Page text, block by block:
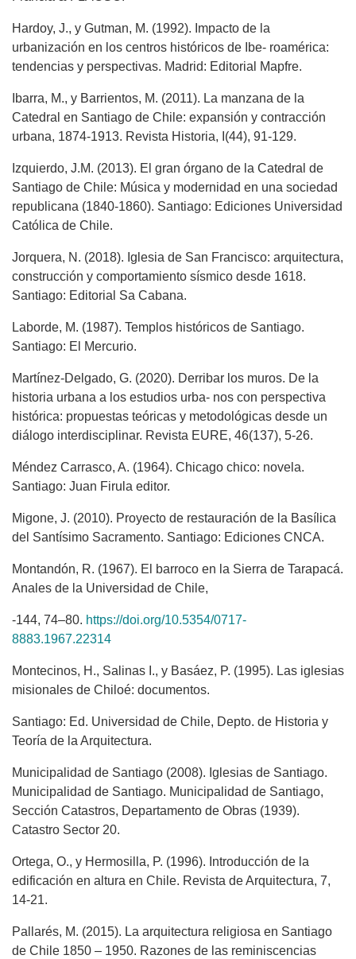
Hardoy, J., y Gutman, M. (1992). Impacto de la
urbanización en los centros históricos de Ibe- roamérica:
tendencias y perspectivas. Madrid: Editorial Mapfre.
Ibarra, M., y Barrientos, M. (2011). La manzana de la
Catedral en Santiago de Chile: expansión y contracción
urbana, 1874-1913. Revista Historia, I(44), 91-129.
Izquierdo, J.M. (2013). El gran órgano de la Catedral de
Santiago de Chile: Música y modernidad en una sociedad
republicana (1840-1860). Santiago: Ediciones Universidad
Católica de Chile.
Jorquera, N. (2018). Iglesia de San Francisco: arquitectura,
construcción y comportamiento sísmico desde 1618.
Santiago: Editorial Sa Cabana.
Laborde, M. (1987). Templos históricos de Santiago.
Santiago: El Mercurio.
Martínez-Delgado, G. (2020). Derribar los muros. De la
historia urbana a los estudios urba- nos con perspectiva
histórica: propuestas teóricas y metodológicas desde un
diálogo interdisciplinar. Revista EURE, 46(137), 5-26.
Méndez Carrasco, A. (1964). Chicago chico: novela.
Santiago: Juan Firula editor.
Migone, J. (2010). Proyecto de restauración de la Basílica
del Santísimo Sacramento. Santiago: Ediciones CNCA.
Montandón, R. (1967). El barroco en la Sierra de Tarapacá.
Anales de la Universidad de Chile,
-144, 74–80. https://doi.org/10.5354/0717-
8883.1967.22314
Montecinos, H., Salinas I., y Basáez, P. (1995). Las iglesias
misionales de Chiloé: documentos.
Santiago: Ed. Universidad de Chile, Depto. de Historia y
Teoría de la Arquitectura.
Municipalidad de Santiago (2008). Iglesias de Santiago.
Municipalidad de Santiago. Municipalidad de Santiago,
Sección Catastros, Departamento de Obras (1939).
Catastro Sector 20.
Ortega, O., y Hermosilla, P. (1996). Introducción de la
edificación en altura en Chile. Revista de Arquitectura, 7,
14-21.
Pallarés, M. (2015). La arquitectura religiosa en Santiago
de Chile 1850 – 1950. Razones de las reminiscencias